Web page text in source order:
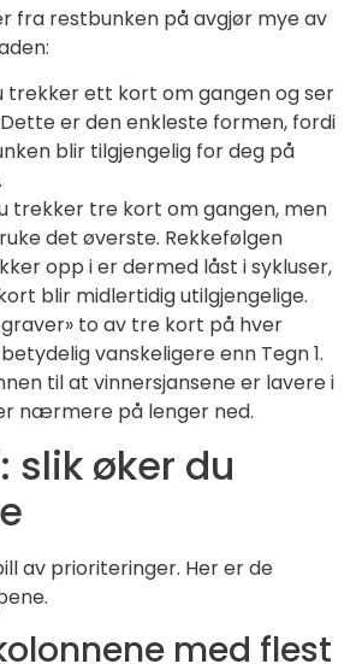
fra restbunken på avgjør mye av
trekker ett kort om gangen og ser
er den enkleste formen, fordi
blir tilgjengelig for deg på
trekker tre kort om gangen, men
det øverste. Rekkefølgen
opp i er dermed låst i sykluser,
blir midlertidig utilgjengelige.
to av tre kort på hver
vanskeligere enn Tegn 1.
til at vinnersjansene er lavere i
nærmere på lenger ned.
slik øker du
av prioriteringer. Her er de
med flest